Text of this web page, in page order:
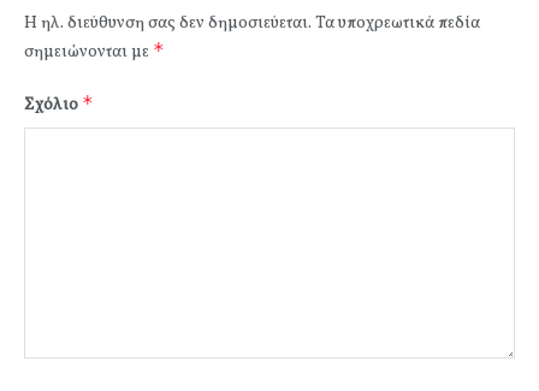
Η ηλ. διεύθυνση σας δεν δημοσιεύεται. Τα υποχρεωτικά πεδία
σημειώνονται με *
Σχόλιο *